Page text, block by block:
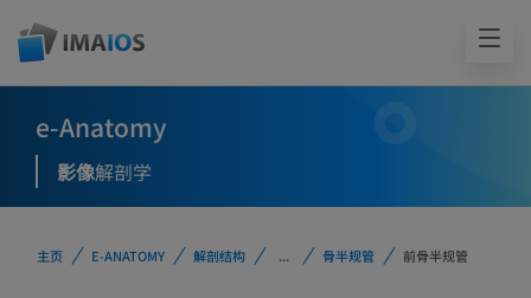
e-Anatomy
影像解剖学
主页 E-ANATOMY 解剖结构 ... 骨半规管 前骨半规管